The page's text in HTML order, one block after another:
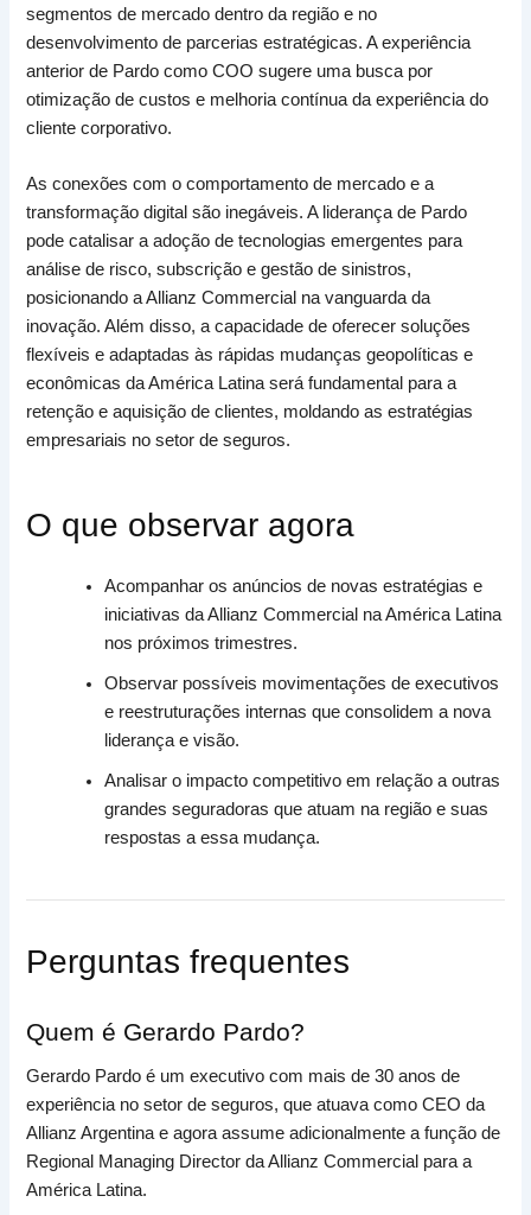
segmentos de mercado dentro da região e no
desenvolvimento de parcerias estratégicas. A experiência
anterior de Pardo como COO sugere uma busca por
otimização de custos e melhoria contínua da experiência do
cliente corporativo.
As conexões com o comportamento de mercado e a
transformação digital são inegáveis. A liderança de Pardo
pode catalisar a adoção de tecnologias emergentes para
análise de risco, subscrição e gestão de sinistros,
posicionando a Allianz Commercial na vanguarda da
inovação. Além disso, a capacidade de oferecer soluções
flexíveis e adaptadas às rápidas mudanças geopolíticas e
econômicas da América Latina será fundamental para a
retenção e aquisição de clientes, moldando as estratégias
empresariais no setor de seguros.
O que observar agora
Acompanhar os anúncios de novas estratégias e
iniciativas da Allianz Commercial na América Latina
nos próximos trimestres.
Observar possíveis movimentações de executivos
e reestruturações internas que consolidem a nova
liderança e visão.
Analisar o impacto competitivo em relação a outras
grandes seguradoras que atuam na região e suas
respostas a essa mudança.
Perguntas frequentes
Quem é Gerardo Pardo?
Gerardo Pardo é um executivo com mais de 30 anos de
experiência no setor de seguros, que atuava como CEO da
Allianz Argentina e agora assume adicionalmente a função de
Regional Managing Director da Allianz Commercial para a
América Latina.